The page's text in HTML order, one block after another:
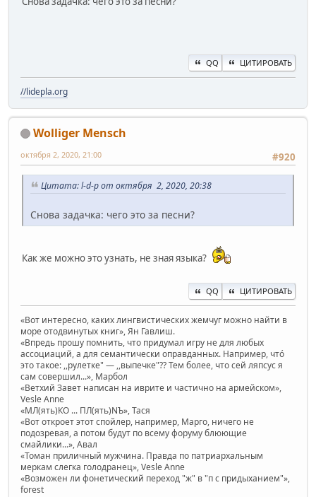
QQ ЦИТИРОВАТЬ
//lidepla.org
Wolliger Mensch
#920
октября 2, 2020, 21:00
Цитата: l-d-p от октября 2, 2020, 20:38
Снова задачка: чего это за песни?
Как же можно это узнать, не зная языка?
QQ ЦИТИРОВАТЬ
«Вот интересно, каких лингвистических жемчуг можно найти в
море отодвинутых книг», Ян Гавлиш.
«Впредь прошу помнить, что придумал игру не для любых
ассоциаций, а для семантически оправданных. Например, чтó
это такое: ,,рулетке" — ,,выпечке"?? Тем более, что сей ляпсус я
сам совершил...», Марбол
«Ветхий Завет написан на иврите и частично на армейском»,
Vesle Anne
«МЛ(ять)КО ... ПЛ(ять)NЪ», Тася
«Вот откроет этот спойлер, например, Марго, ничего не
подозревая, а потом будут по всему форуму блюющие
смайлики...», Авал
«Томан приличный мужчина. Правда по патриархальным
меркам слегка голодранец», Vesle Anne
«Возможен ли фонетический переход "ж" в "п с придыханием"»,
forest